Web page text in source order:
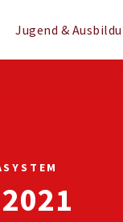
Jugend &